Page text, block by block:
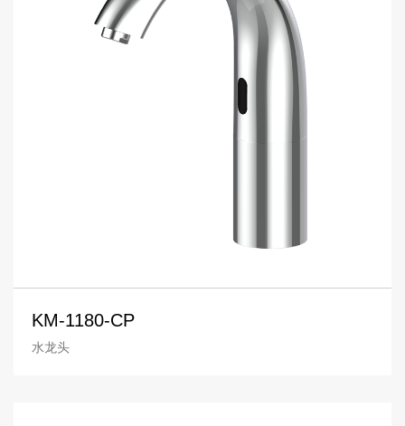
KM-1180-CP
水龙头